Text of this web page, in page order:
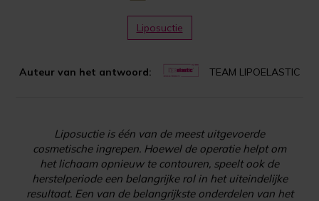
Auteur van het antwoord: TEAM LIPOELASTIC
Liposuctie
Liposuctie is één van de meest uitgevoerde
cosmetische ingrepen. Hoewel de operatie helpt om
het lichaam opnieuw te contouren, speelt ook de
herstelperiode een belangrijke rol in het uiteindelijke
resultaat. Een van de belangrijkste onderdelen van het